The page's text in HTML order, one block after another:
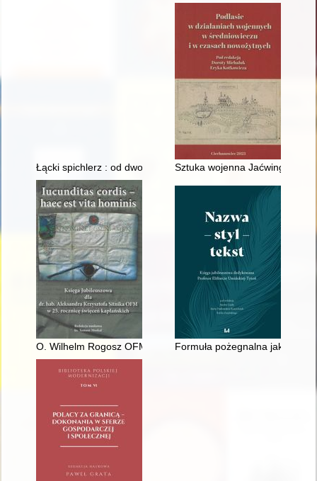
Łącki spichlerz : od dworskich włości do Centrum Kultury i
Sztuka wojenna Jaćwingów w
O. Wilhelm Rogosz OFM 1865-1939Formuła pożegnalna jako